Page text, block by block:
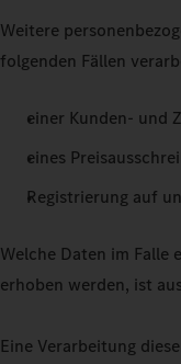
Weitere
folgenden Fällen
einer Kunden- und
eines
Registrierung auf
Welche Daten im Falle
erhoben werden, ist
Eine Verarbeitung